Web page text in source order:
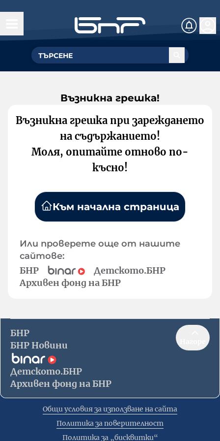
Възникна грешка!
Възникна грешка при зареждането
на съдържанието!
Моля, опитайте отново по-
късно!
Към начална страница
Или проверете още от нашите
сайтове:
БНР
Детското.БНР
Архивен фонд на БНР
БНР
БНР Новини
Детското.БНР
Архивен фонд на БНР
Общи условия за използване на сайта
Политика за поверителност
Политика за „бисквитки“